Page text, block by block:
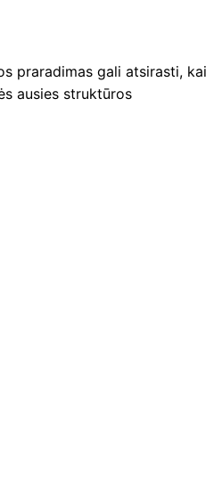
praradimas gali atsirasti, kai
ausies struktūros